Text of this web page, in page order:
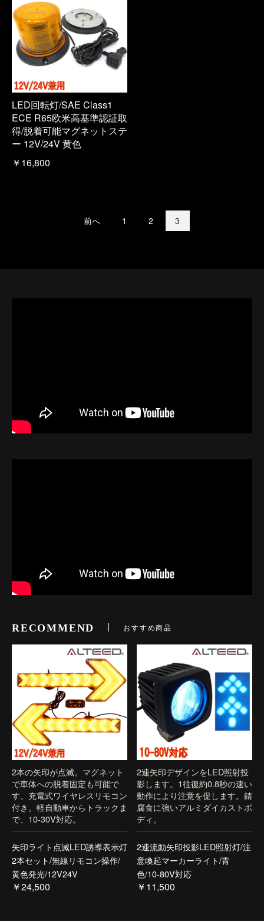
LED回転灯/SAE Class1
ECE R65欧米高基準認証取
得/脱着可能マグネットステ
ー 12V/24V 黄色
￥16,800
前へ 1 2 3
RECOMMEND おすすめ商品
2本の矢印が点滅。マグネット
で車体への脱着固定も可能で
す。充電式ワイヤレスリモコン
付き。軽自動車からトラックま
で、10-30V対応。
矢印ライト点滅LED誘導表示灯
2本セット/無線リモコン操作/
黄色発光/12V24V
￥24,500
2連矢印デザインをLED照射投
影します。1往復約0.8秒の速い
動作により注意を促します。錆
腐食に強いアルミダイカストボ
ディ。
2連流動矢印投影LED照射灯/注
意喚起マーカーライト/青
色/10-80V対応
￥11,500